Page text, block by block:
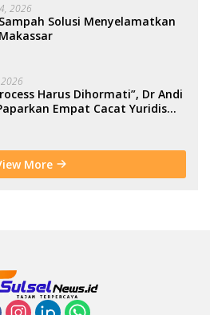
2026
Solusi Menyelamatkan
2026
Harus Dihormati”, Dr Andi
Empat Cacat Yuridis
More